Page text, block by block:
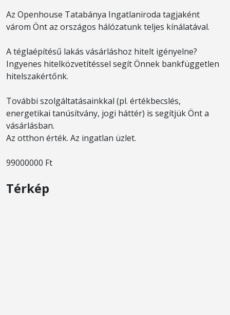
Az Openhouse Tatabánya Ingatlaniroda tagjaként
várom Önt az országos hálózatunk teljes kínálatával.
A téglaépítésű lakás vásárláshoz hitelt igényelne?
Ingyenes hitelközvetítéssel segít Önnek bankfüggetlen
hitelszakértőnk.
További szolgáltatásainkkal (pl. értékbecslés,
energetikai tanúsítvány, jogi háttér) is segítjük Önt a
vásárlásban.
Az otthon érték. Az ingatlan üzlet.
99000000 Ft
Térkép